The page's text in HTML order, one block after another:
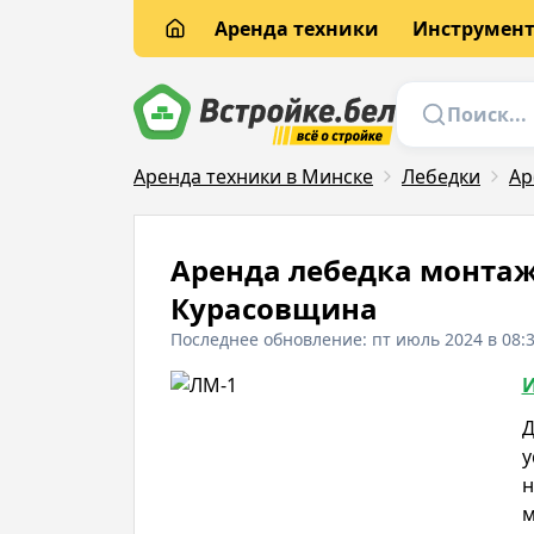
Аренда техники
Аренда техники в Минске Лебедки
Аренда лебедка
Курасовщина
Последнее обновление: пт июль 2024 в